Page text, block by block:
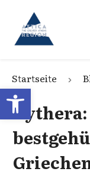
Open
Go to home
Startseite